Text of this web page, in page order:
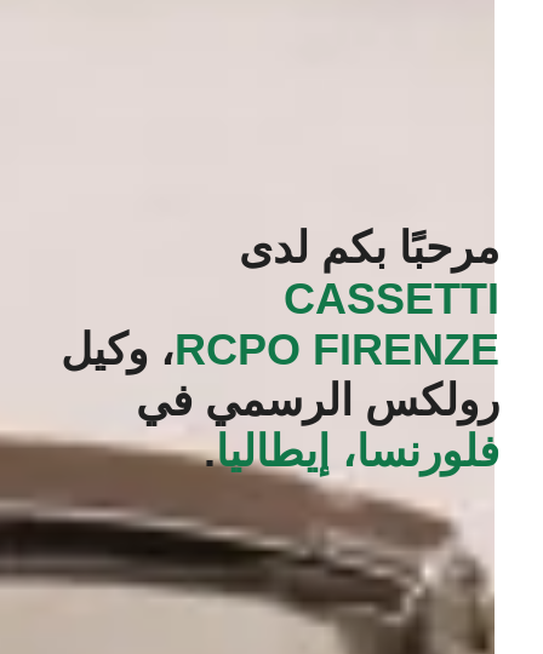
مرحبًا بكم لدى
‭CASSETTI
RCPO FIRENZE‬، وكيل
رولكس الرسمي في
فلورنسا، إيطاليا.